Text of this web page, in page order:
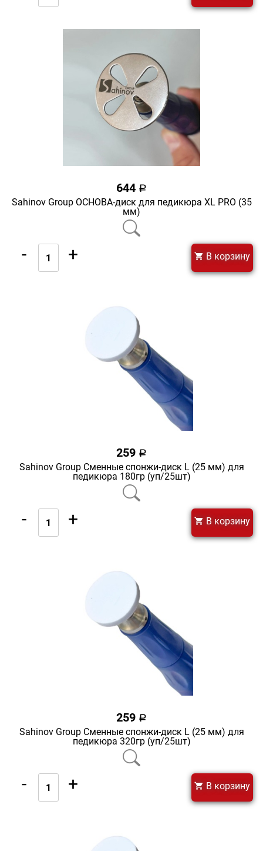
644 a
Sahinov Group ОСНОВА-диск для педикюра XL PRO (35
мм)
- + В корзину
259 a
Sahinov Group Сменные спонжи-диск L (25 мм) для
педикюра 180гр (уп/25шт)
- + В корзину
259 a
Sahinov Group Сменные спонжи-диск L (25 мм) для
педикюра 320гр (уп/25шт)
- + В корзину